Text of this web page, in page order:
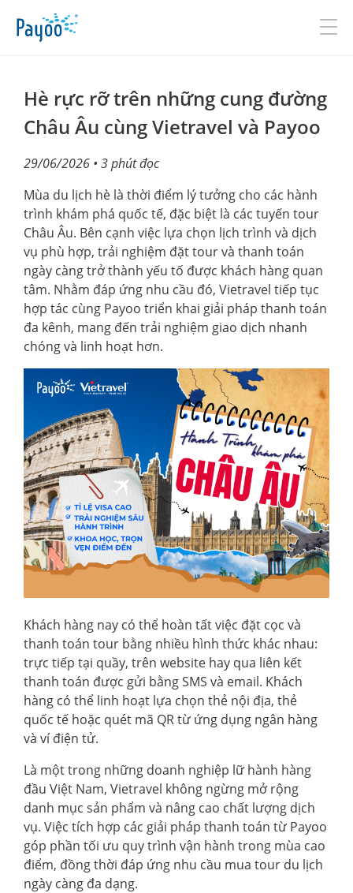
GIỚI THIỆU
SẢN PHẨM & DỊCH VỤ
TIN TỨC
ĐỐI TÁC
TUYỂN DỤNG
LIÊN HỆ
Hè rực rỡ trên những cung đường
Châu Âu cùng Vietravel và Payoo
29/06/2026 • 3 phút đọc
Mùa du lịch hè là thời điểm lý tưởng cho các hành
trình khám phá quốc tế, đặc biệt là các tuyến tour
Châu Âu. Bên cạnh việc lựa chọn lịch trình và dịch
vụ phù hợp, trải nghiệm đặt tour và thanh toán
ngày càng trở thành yếu tố được khách hàng quan
tâm. Nhằm đáp ứng nhu cầu đó, Vietravel tiếp tục
hợp tác cùng Payoo triển khai giải pháp thanh toán
đa kênh, mang đến trải nghiệm giao dịch nhanh
chóng và linh hoạt hơn.
Khách hàng nay có thể hoàn tất việc đặt cọc và
thanh toán tour bằng nhiều hình thức khác nhau:
trực tiếp tại quầy, trên website hay qua liên kết
thanh toán được gửi bằng SMS và email. Khách
hàng có thể linh hoạt lựa chọn thẻ nội địa, thẻ
quốc tế hoặc quét mã QR từ ứng dụng ngân hàng
và ví điện tử.
Là một trong những doanh nghiệp lữ hành hàng
đầu Việt Nam, Vietravel không ngừng mở rộng
danh mục sản phẩm và nâng cao chất lượng dịch
vụ. Việc tích hợp các giải pháp thanh toán từ Payoo
góp phần tối ưu quy trình vận hành trong mùa cao
điểm, đồng thời đáp ứng nhu cầu mua tour du lịch
ngày càng đa dạng.